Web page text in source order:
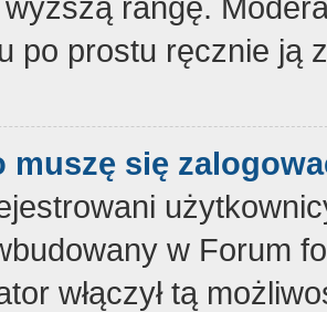
po prostu ręcznie ją
muszę się
w Forum
włączył tą